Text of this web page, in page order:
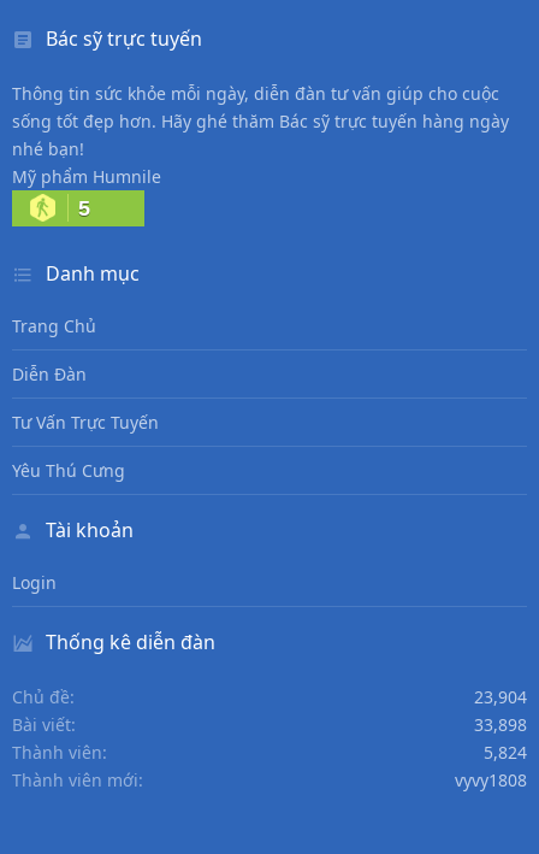
Bác sỹ trực tuyến
Thông tin sức khỏe mỗi ngày, diễn đàn tư vấn giúp cho cuộc
sống tốt đẹp hơn. Hãy ghé thăm Bác sỹ trực tuyến hàng ngày
nhé bạn!
Mỹ phẩm Humnile
5
Danh mục
Trang Chủ
Diễn Đàn
Tư Vấn Trực Tuyến
Yêu Thú Cưng
Tài khoản
Login
Thống kê diễn đàn
Chủ đề
23,904
Bài viết
33,898
Thành viên
5,824
Thành viên mới
vyvy1808